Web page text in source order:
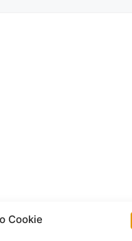
Cookie